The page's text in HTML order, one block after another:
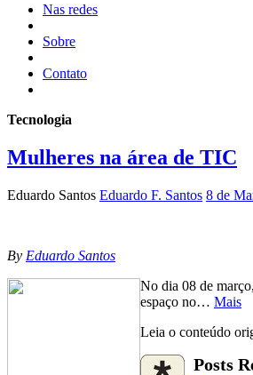
Nas redes
Sobre
Contato
Tecnologia
Mulheres na área de TIC
Eduardo Santos Eduardo F. Santos 8 de
By Eduardo Santos
No dia 08 de
espaço no… Mais
Leia o conteúdo
Posts